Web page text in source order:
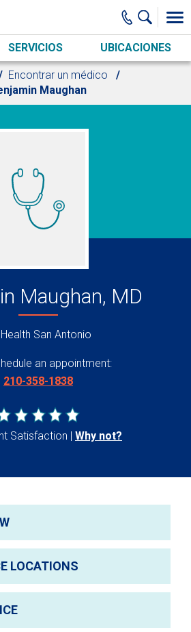
SERVICIOS UBICACIONES
Encontrar un médico
Maughan
Maughan, MD
San Antonio
an appointment:
210-358-1838
Satisfaction Why not?
LOCATIONS